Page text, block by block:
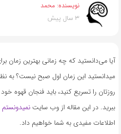
نویسنده: محمد
3 سال پیش
آیا می‌دانستید که چه زمانی بهترین زمان
میدانستید این زمان اول صبح نیست؟ به
روزتان را تسریع کنید، باید فنجان قهوه
ببرید. در این مقاله از وب سایت نمیدونستم
اطلاعات مفیدی به شما خواهیم داد.